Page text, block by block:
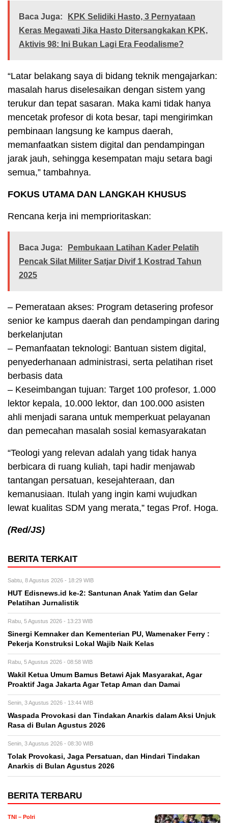
Baca Juga:
KPK Selidiki Hasto, 3 Pernyataan
Keras Megawati Jika Hasto Ditersangkakan KPK,
Aktivis 98: Ini Bukan Lagi Era Feodalisme?
“Latar belakang saya di bidang teknik mengajarkan:
masalah harus diselesaikan dengan sistem yang
terukur dan tepat sasaran. Maka kami tidak hanya
mencetak profesor di kota besar, tapi mengirimkan
pembinaan langsung ke kampus daerah,
memanfaatkan sistem digital dan pendampingan
jarak jauh, sehingga kesempatan maju setara bagi
semua,” tambahnya.
FOKUS UTAMA DAN LANGKAH KHUSUS
Rencana kerja ini memprioritaskan:
Baca Juga:
Pembukaan Latihan Kader Pelatih
Pencak Silat Militer Satjar Divif 1 Kostrad Tahun
2025
– Pemerataan akses: Program detasering profesor
senior ke kampus daerah dan pendampingan daring
berkelanjutan
– Pemanfaatan teknologi: Bantuan sistem digital,
penyederhanaan administrasi, serta pelatihan riset
berbasis data
– Keseimbangan tujuan: Target 100 profesor, 1.000
lektor kepala, 10.000 lektor, dan 100.000 asisten
ahli menjadi sarana untuk memperkuat pelayanan
dan pemecahan masalah sosial kemasyarakatan
“Teologi yang relevan adalah yang tidak hanya
berbicara di ruang kuliah, tapi hadir menjawab
tantangan persatuan, kesejahteraan, dan
kemanusiaan. Itulah yang ingin kami wujudkan
lewat kualitas SDM yang merata,” tegas Prof. Hoga.
(Red/JS)
BERITA TERKAIT
Sabtu, 8 Agustus 2026 - 18:29 WIB
HUT Edisnews.id ke-2: Santunan Anak Yatim dan Gelar
Pelatihan Jurnalistik
Rabu, 5 Agustus 2026 - 13:23 WIB
Sinergi Kemnaker dan Kementerian PU, Wamenaker Ferry :
Pekerja Konstruksi Lokal Wajib Naik Kelas
Rabu, 5 Agustus 2026 - 08:58 WIB
Wakil Ketua Umum Bamus Betawi Ajak Masyarakat, Agar
Proaktif Jaga Jakarta Agar Tetap Aman dan Damai
Senin, 3 Agustus 2026 - 13:44 WIB
Waspada Provokasi dan Tindakan Anarkis dalam Aksi Unjuk
Rasa di Bulan Agustus 2026
Senin, 3 Agustus 2026 - 08:30 WIB
Tolak Provokasi, Jaga Persatuan, dan Hindari Tindakan
Anarkis di Bulan Agustus 2026
BERITA TERBARU
TNI – Polri